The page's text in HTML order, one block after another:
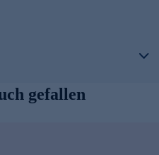
die zentimetergenaue
Kreationen. Erleben Sie
Backstube!
gefallen